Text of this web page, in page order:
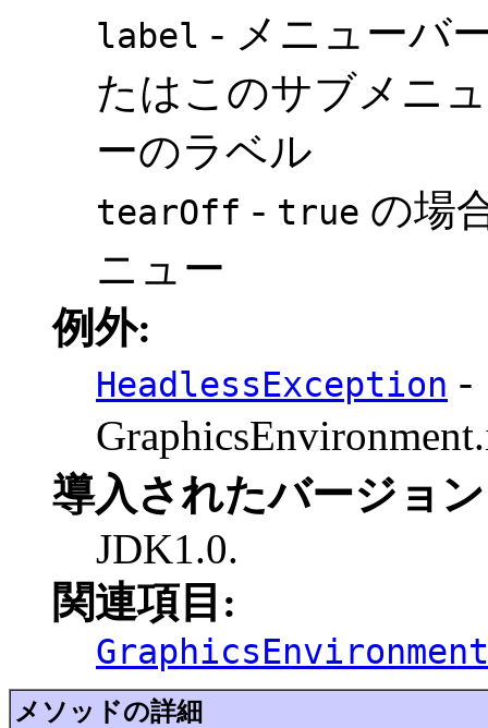
label - メニューバ
たはこのサブメニ
ーのラベル
tearOff - true の場
ニュー
例外:
HeadlessException -
導入されたバージョ
JDK1.0.
関連項目:
メソッドの詳細